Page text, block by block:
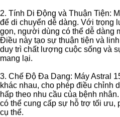
2. Tính Di Động và Thuận Tiện:
để di chuyển dễ dàng. Với trọng
gọn, người dùng có thể dễ dàng
Điều này tạo sự thuận tiện và
duy trì chất lượng cuộc sống và
mang lại.
3. Chế Độ Đa Dạng: Máy Astral
khác nhau, cho phép điều chỉnh
hấp theo nhu cầu của bệnh
có thể cung cấp sự hỗ trợ tối
cụ thể.